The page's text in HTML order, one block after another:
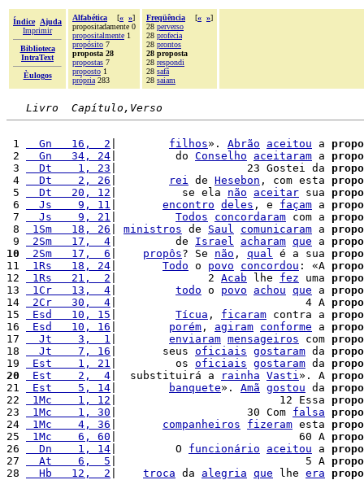
Índice
Ajuda
Imprimir
Biblioteca
IntraText
Èulogos
Alfabética [« »]
propositadamente 0
propositalmente 1
propósito 7
proposta 28
propostas 7
proposto 1
própria 283
Freqüência [« »]
28 perverso
28 profecia
28 prontos
28 proposta
28 respondi
28 safã
28 saiam
Livro  Capítulo,Verso
1
  Gn   16,  2
filhos». Abrão aceitou a
2
  Gn   34, 24
|         do Conselho aceitaram a
3
  Dt    1, 23
|                    23 Gostei da
4
  Dt    2, 26
rei de Hesebon , com esta
5
  Dt   20, 12
|          se ela não aceitar sua
6
  Js    9, 11
encontro deles , e façam a
7
  Js    9, 21
Todos concordaram com a
8
1Sm   18, 26 ministros de Saul comunicaram a
9
2Sm   17,  4 |         de Israel acharam que a
10
2Sm   17,  6 propôs? Se não , qual é a sua
11
1Rs   18, 24 Todo o povo concordou : «A
12
1Rs   21,  2 |              2 Acab lhe fez uma
13
1Cr   13,  4 todo o povo achou que a
14
2Cr   30,  4 |                             4 A
15
Esd   10, 15 Tícua , ficaram contra a
16
Esd   10, 16 porém , agiram conforme a
17
  Jt    3,  1
enviaram mensageiros com
18
  Jt    7, 16
|       seus oficiais gostaram da
19
Est    1, 21 |         os oficiais gostaram da
20
Est    2,  4 |  substituirá a rainha Vasti». A
21
Est    5, 14 banquete». Amã gostou da
22
1Mc    1, 12 |                         12 Essa
23
1Mc    1, 30 |                    30 Com falsa
24
1Mc    4, 36 companheiros fizeram esta
25
1Mc    6, 60 |                            60 A
26
  Dn    1, 14
|         O funcionário aceitou a
27
  At    6,  5
|                             5 A
28
  Hb   12,  2
troca da alegria que lhe era